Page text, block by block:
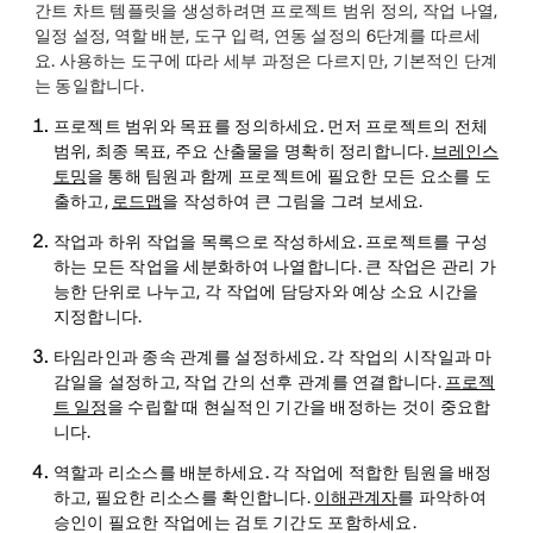
간트 차트 템플릿을 생성하려면 프로젝트 범위 정의, 작업 나열,
일정 설정, 역할 배분, 도구 입력, 연동 설정의 6단계를 따르세
요. 사용하는 도구에 따라 세부 과정은 다르지만, 기본적인 단계
는 동일합니다.
프로젝트 범위와 목표를 정의하세요. 먼저 프로젝트의 전체
범위, 최종 목표, 주요 산출물을 명확히 정리합니다. 브레인스
토밍을 통해 팀원과 함께 프로젝트에 필요한 모든 요소를 도
출하고, 로드맵을 작성하여 큰 그림을 그려 보세요.
작업과 하위 작업을 목록으로 작성하세요.프로젝트를 구성
하는 모든 작업을 세분화하여 나열합니다. 큰 작업은 관리 가
능한 단위로 나누고, 각 작업에 담당자와 예상 소요 시간을
지정합니다.
타임라인과 종속 관계를 설정하세요. 각 작업의 시작일과 마
감일을 설정하고, 작업 간의 선후 관계를 연결합니다. 프로젝
트 일정을 수립할 때 현실적인 기간을 배정하는 것이 중요합
니다.
역할과 리소스를 배분하세요.각 작업에 적합한 팀원을 배정
하고, 필요한 리소스를 확인합니다. 이해관계자를 파악하여
승인이 필요한 작업에는 검토 기간도 포함하세요.